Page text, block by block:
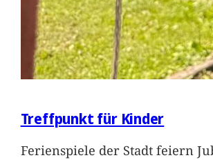
Treffpunkt für Kinder
Ferienspiele der Stadt feiern